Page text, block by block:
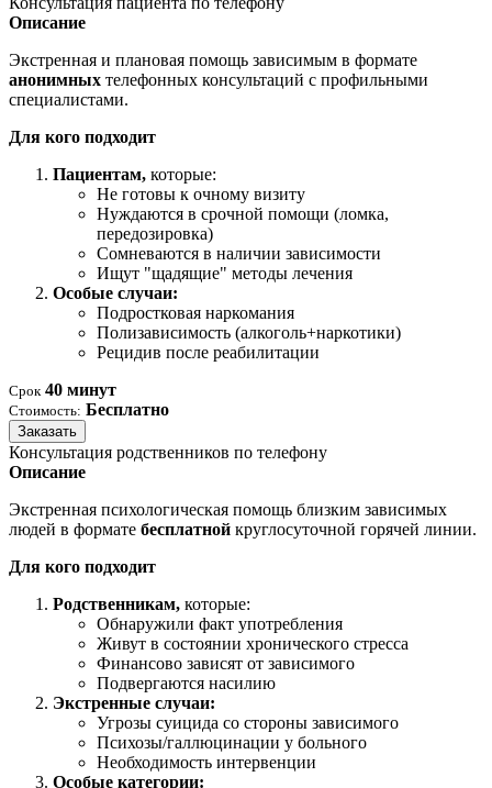
Описание
Экстренная и плановая помощь зависимым в формате
анонимных телефонных консультаций с профильными
специалистами.
Для кого подходит
Пациентам, которые:
Не готовы к очному визиту
Нуждаются в срочной помощи (ломка,
передозировка)
Сомневаются в наличии зависимости
Ищут "щадящие" методы лечения
Особые случаи:
Подростковая наркомания
Полизависимость (алкоголь+наркотики)
Рецидив после реабилитации
Срок 40 минут
Стоимость: Бесплатно
Заказать
Консультация родственников по телефону
Описание
Экстренная психологическая помощь близким зависимых
людей в формате бесплатной круглосуточной горячей линии.
Для кого подходит
Родственникам, которые:
Обнаружили факт употребления
Живут в состоянии хронического стресса
Финансово зависят от зависимого
Подвергаются насилию
Экстренные случаи:
Угрозы суицида со стороны зависимого
Психозы/галлюцинации у больного
Необходимость интервенции
Особые категории: